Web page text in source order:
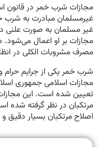
مجازات شرب خمر در قانون
غیرمسلمان مبادرت به شرب
غیر مسلمان به صورت علنی
مجازات بر او اعمال می‌شود.
مصرف مشروبات الکلی در
شرب خمر یکی از جرایم
مجازات اسلامی جمهوری
تعیین شده است. این مجازات
مرتکبان در نظر گرفته شده
اصلاح مرتکبان بسیار